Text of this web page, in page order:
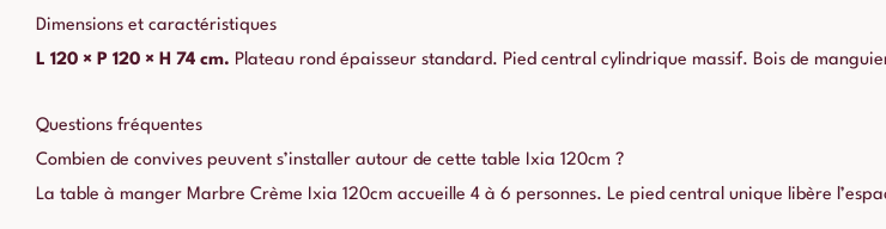
Dimensions et caractéristiques
L 120 × P 120 × H 74 cm. Plateau rond épaisseur standard. Pied central cylindrique massif. Bois de
Questions fréquentes
Combien de convives peuvent s’installer autour de cette table Ixia 120cm ?
La table à manger Marbre Crème Ixia 120cm accueille 4 à 6 personnes. Le pied central unique libère